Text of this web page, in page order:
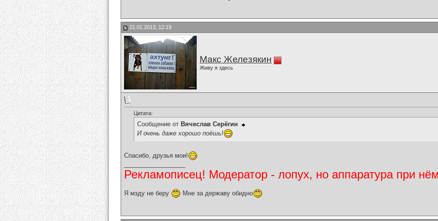
21.01.2013, 12:19
Макс Железякин
Живу я здесь
Цитата:
Сообщение от Вячеслав Серёгин
И очень даже хорошо поёшь!
Спасибо, друзья мои!
Рекламописец! Модератор - лопух, но аппаратура при
Я мзду не беру Мне за державу обидно